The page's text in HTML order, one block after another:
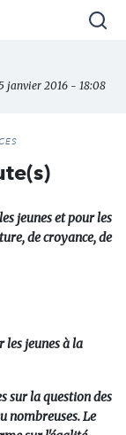
janvier 2016 - 18:08
jeunes et pour les
de croyance, de
les jeunes à la
sur la question des
nombreuses. Le